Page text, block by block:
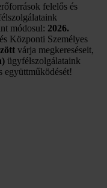
felelős és
módosul: 2026.
Központi Személyes
várja megkereséseit,
ügyfélszolgálataink
együttműködését!